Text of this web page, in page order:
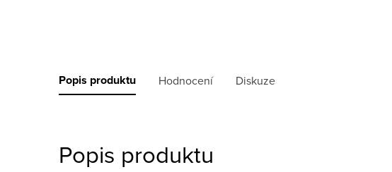
Popis produktu Hodnocení Diskuze
Popis produktu